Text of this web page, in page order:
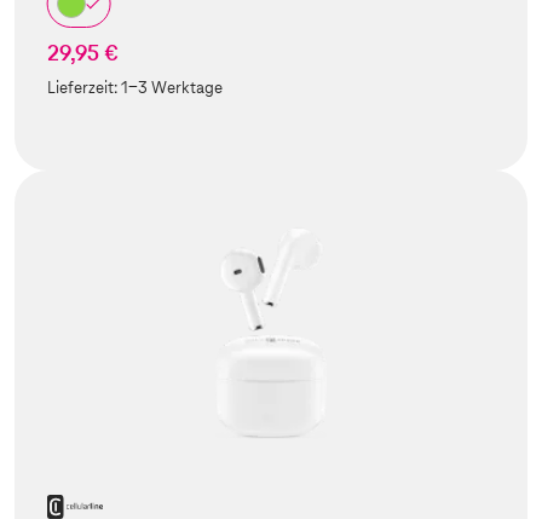
29,95 €
Lieferzeit:1-3 Werktage